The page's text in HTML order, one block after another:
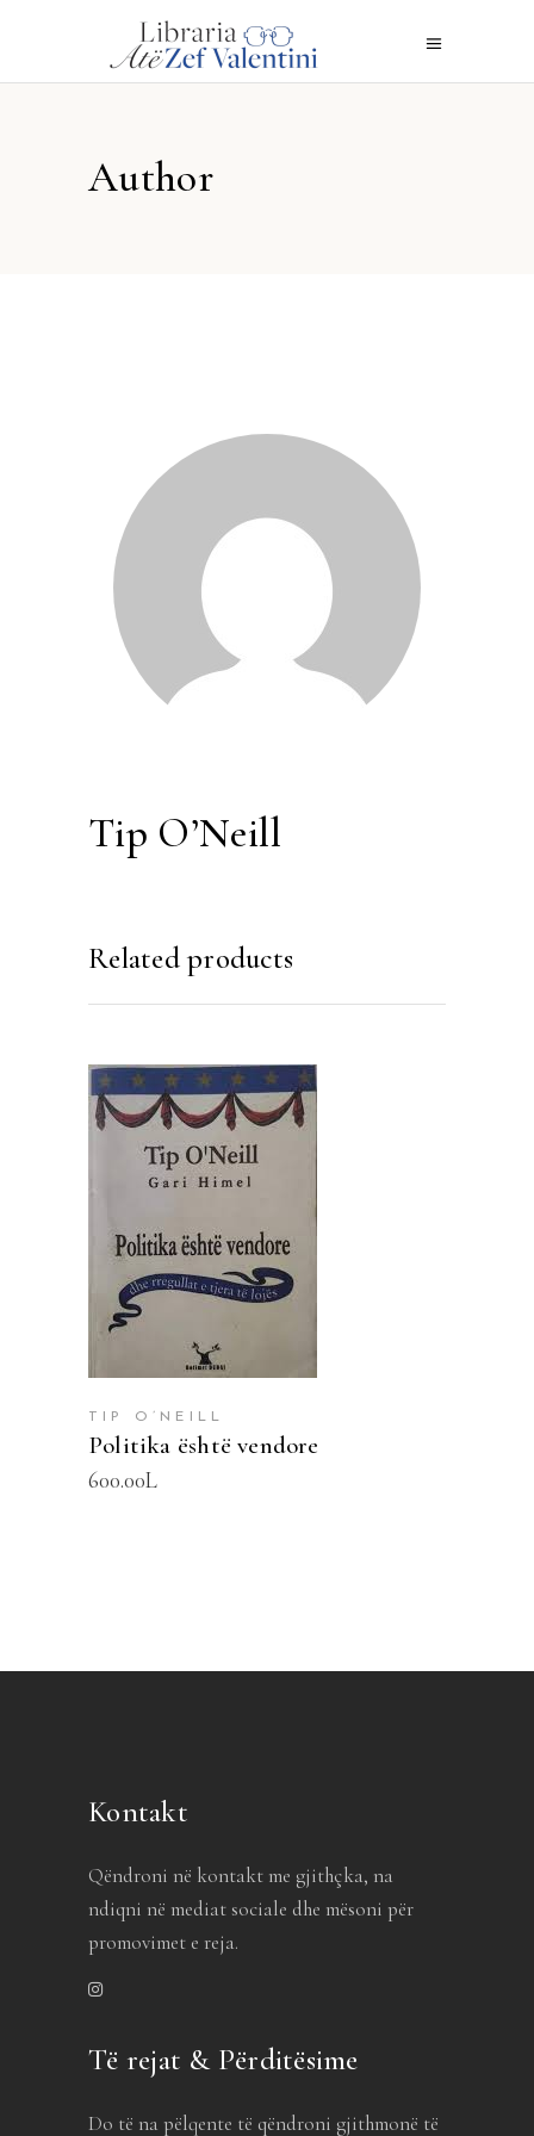
Author
Tip O’Neill
Related products
SHTOJE NË SHPORTË
TIP O’NEILL
Politika është vendore
600.00L
Kontakt
Qëndroni në kontakt me gjithçka, na
ndiqni në mediat sociale dhe mësoni për
promovimet e reja.
Të rejat & Përditësime
Do të na pëlqente të qëndroni gjithmonë të